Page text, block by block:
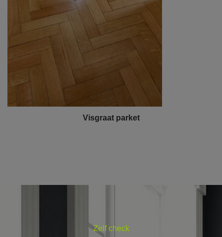
Visgraat parket
Zelf check